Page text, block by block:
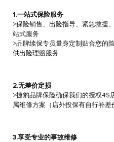
1.一站式保险服务
>保险销售、出险指导、紧急救援
站式服务
>品牌续保专员量身定制贴合您的
供出险理赔服务
2.无差价定损
>捷豹品牌保险确保我们的授权4S
属维修方案（店外投保有自行补差
3.享受专业的事故维修